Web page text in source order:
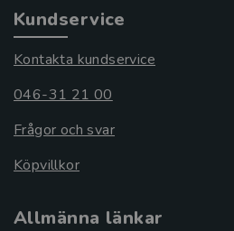
Kundservice
Kontakta kundservice
046-31 21 00
Frågor och svar
Köpvillkor
Allmänna länkar